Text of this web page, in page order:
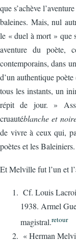
que s’achève
baleines. Mais, nul
le « duel à mort » que
aventure du poète,
contemporains, dans
d’un authentique
tous les instants, un
répit de jour. »
cruautéblanche et
de vivre à ceux qui,
poètes et les Baleiniers.
Et Melville fut l’un et
Cf. Louis
1938. Armel
magistral.retour
« Herman